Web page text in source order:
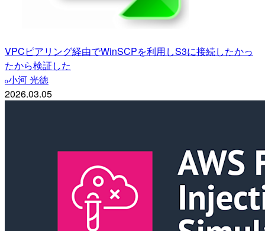
VPCピアリング経由でWinSCPを利用しS3に接続したかっ
たから検証した
o小河 光徳
2026.03.05